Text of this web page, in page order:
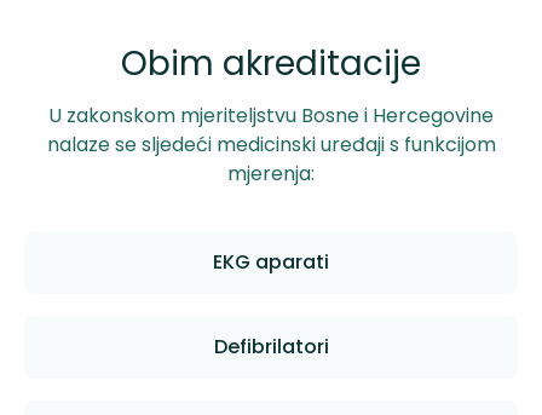
Obim akreditacije
U zakonskom mjeriteljstvu Bosne i Hercegovine
nalaze se sljedeći medicinski uređaji s funkcijom
mjerenja:
EKG aparati
Defibrilatori